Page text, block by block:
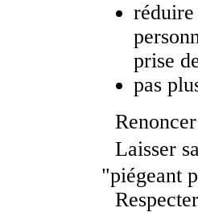
réduire
prise
pas
Laisser
"piégeant